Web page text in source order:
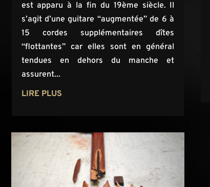
est apparu à la fin du 19ème siècle. Il
s’agit d’une guitare “augmentée” de 6 à
15 cordes supplémentaires dîtes
“flottantes” car elles sont en général
tendues en dehors du manche et
assurent...
LIRE PLUS